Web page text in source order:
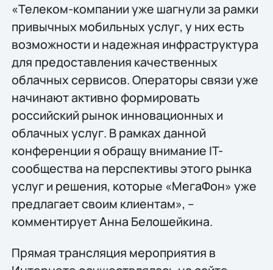
«Телеком-компании уже шагнули за рамки
привычных мобильных услуг, у них есть
возможности и надежная инфраструктура
для предоставления качественных
облачных сервисов. Операторы связи уже
начинают активно формировать
российский рынок инновационных и
облачных услуг. В рамках данной
конференции я обращу внимание IT-
сообщества на перспективы этого рынка
услуг и решения, которые «МегаФон» уже
предлагает своим клиентам», –
комментирует Анна Белошейкина.
Прямая трансляция мероприятия в